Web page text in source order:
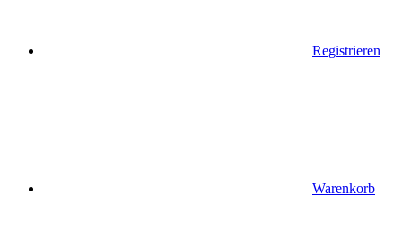
Registrieren
Warenkorb